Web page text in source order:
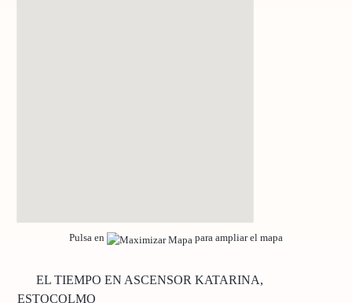
Pulsa en para ampliar el mapa
EL TIEMPO EN ASCENSOR KATARINA,
ESTOCOLMO